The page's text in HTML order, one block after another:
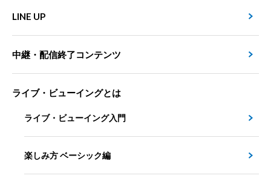
LINE UP
中継・配信終了コンテンツ
ライブ・ビューイングとは
ライブ・ビューイング入門
楽しみ方 ベーシック編